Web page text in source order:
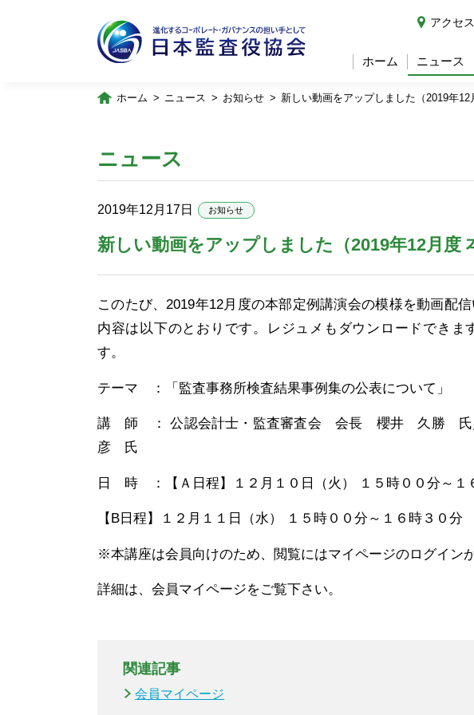
ホーム ニュース
アクセス
ホーム ニュース お知らせ 新しい動画をアップしました（2019年12
ニュース
2019年12月17日 お知らせ
新しい動画をアップしました（2019年12月度
このたび、2019年12月度の本部定例講演会の模様を動画配
内容は以下のとおりです。レジュメもダウンロードでき
す。
テーマ ：「監査事務所検査結果事例集の公表について」
講 師 ： 公認会計士・監査審査会 会長 櫻井 久勝 氏
彦 氏
日 時 ：【Ａ日程】１２月１０日（火） １５時００分～１
【B日程】１２月１１日（水） １５時００分～１６時３０分
※本講座は会員向けのため、閲覧にはマイページのログイン
詳細は、会員マイページをご覧下さい。
関連記事
会員マイページ